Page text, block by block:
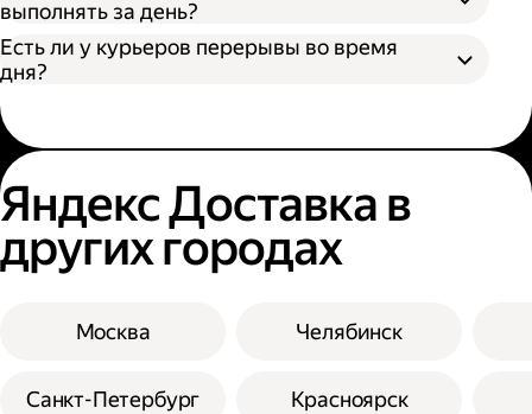
выполнять за день?
Есть ли у курьеров перерывы во время
дня?
Яндекс Доставка в
других городах
Москва
Санкт-Петербург
Челябинск
Красноярск